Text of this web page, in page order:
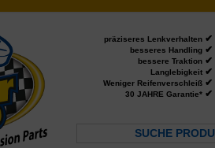
präziseres Lenkverhalten ✔
besseres Handling ✔
bessere Traktion ✔
Langlebigkeit ✔
Weniger Reifenverschleiß ✔
30 JAHRE Garantie* ✔
SUCHE